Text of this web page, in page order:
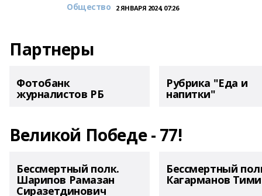
Общество 2 ЯНВАРЯ 2024, 07:26
Партнеры
Фотобанк
журналистов РБ
Рубрика "Еда и
напитки"
Великой Победе - 77!
Бессмертный полк.
Шарипов Рамазан
Сиразетдинович
Бессмертный
Кагарманов